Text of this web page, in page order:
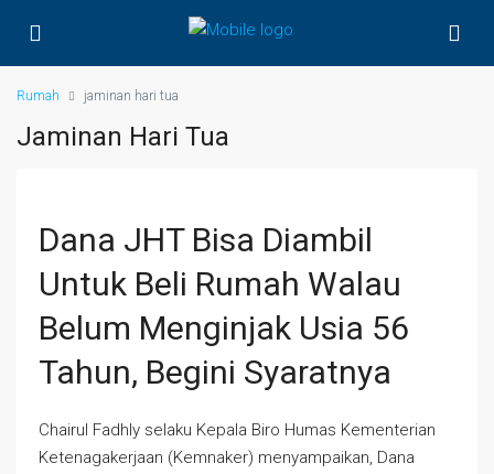
Rumah jaminan hari tua
Jaminan Hari Tua
Dana JHT Bisa Diambil
Untuk Beli Rumah Walau
Belum Menginjak Usia 56
Tahun, Begini Syaratnya
Chairul Fadhly selaku Kepala Biro Humas Kementerian
Ketenagakerjaan (Kemnaker) menyampaikan, Dana